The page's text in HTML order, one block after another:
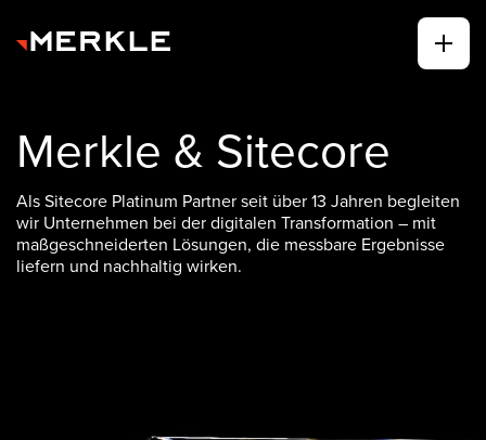
Merkle & Sitecore
Als Sitecore Platinum Partner seit über 13 Jahren begleiten
wir Unternehmen bei der digitalen Transformation – mit
maßgeschneiderten Lösungen, die messbare Ergebnisse
liefern und nachhaltig wirken.